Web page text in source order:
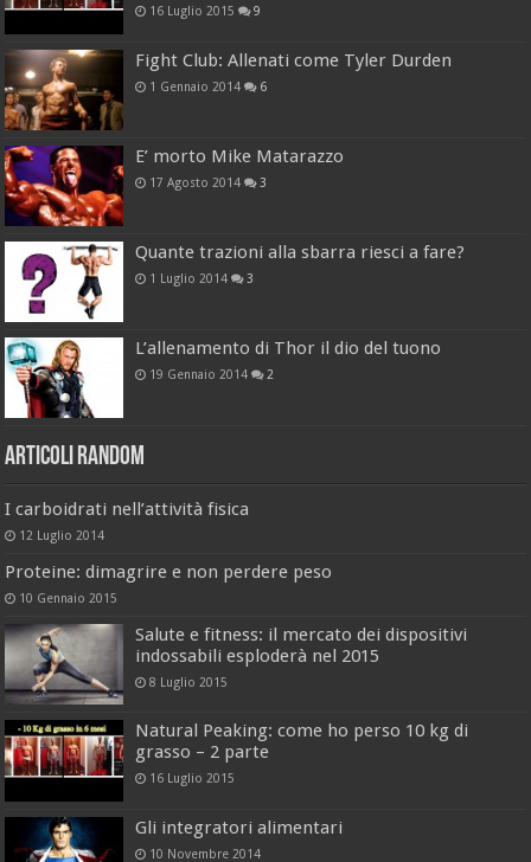
16 Luglio 2015 9
Fight Club: Allenati come Tyler Durden
1 Gennaio 2014 6
E’ morto Mike Matarazzo
17 Agosto 2014 3
Quante trazioni alla sbarra riesci a fare?
1 Luglio 2014 3
L’allenamento di Thor il dio del tuono
19 Gennaio 2014 2
Articoli Random
I carboidrati nell’attività fisica
12 Luglio 2014
Proteine: dimagrire e non perdere peso
10 Gennaio 2015
Salute e fitness: il mercato dei dispositivi
indossabili esploderà nel 2015
8 Luglio 2015
Natural Peaking: come ho perso 10 kg di
grasso – 2 parte
16 Luglio 2015
Gli integratori alimentari
10 Novembre 2014